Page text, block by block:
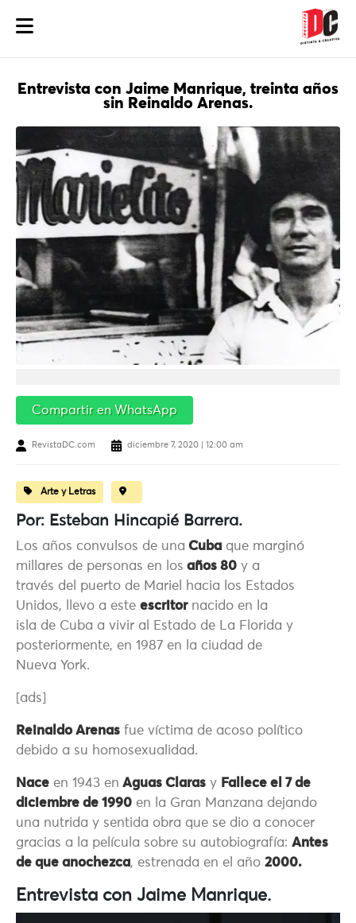
Entrevista con Jaime Manrique, treinta años
sin Reinaldo Arenas.
Compartir en WhatsApp
RevistaDC.com diciembre 7, 2020 | 12:00 am
Arte y Letras
Por: Esteban Hincapié Barrera.
Los años convulsos de una Cuba que marginó
millares de personas en los años 80 y a
través del puerto de Mariel hacia los Estados
Unidos, llevo a este escritornacido en la
isla de Cuba a vivir al Estado de La Florida y
posteriormente, en 1987 en la ciudad de
Nueva York.
[ads]
Reinaldo Arenas fue víctima de acoso político
debido a su homosexualidad.
Nace en 1943 en Aguas Claras y Fallece el 7 de
diciembre de 1990 en la Gran Manzana dejando
una nutrida y sentida obra que se dio a conocer
gracias a la película sobre su autobiografía: Antes
de que anochezca, estrenada en el año 2000.
Entrevista con Jaime Manrique.